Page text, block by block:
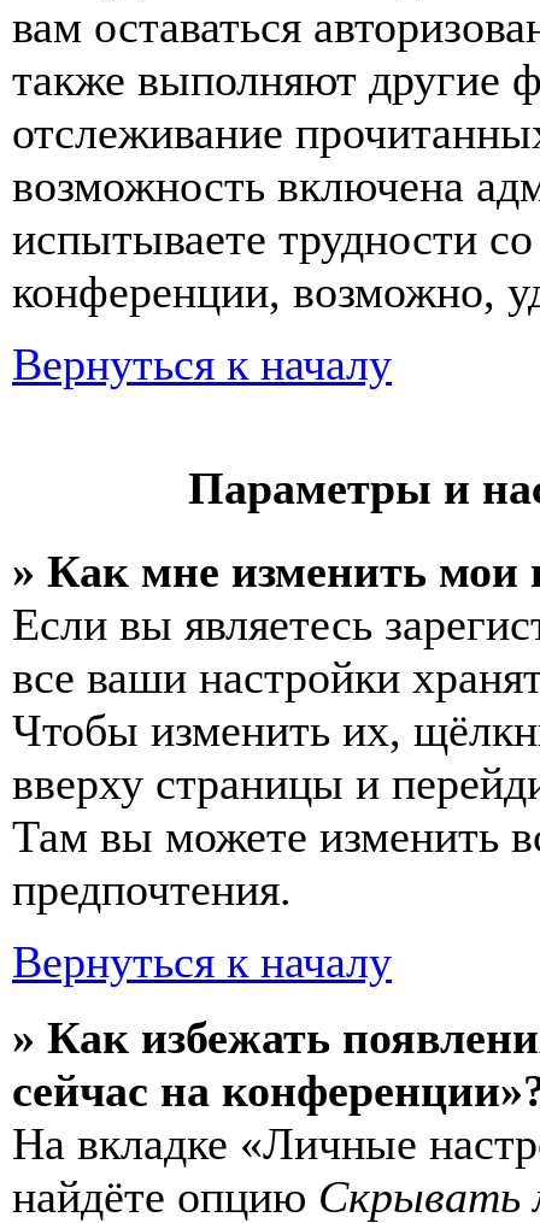
вам оставаться
также выполняют другие
отслеживание
возможность включена
испытываете трудности
конференции, возможно,
Вернуться к началу
Параметры и
» Как мне изменить мои
Если вы являетесь
все ваши настройки
Чтобы изменить их,
вверху страницы и
Там вы можете изменить
предпочтения.
Вернуться к началу
» Как избежать
сейчас на
На вкладке «Личные
найдёте опцию Скрывать